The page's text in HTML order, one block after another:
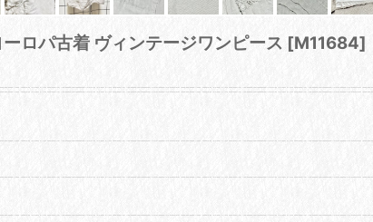
ロパ古着 ヴィンテージワンピース [M11684]